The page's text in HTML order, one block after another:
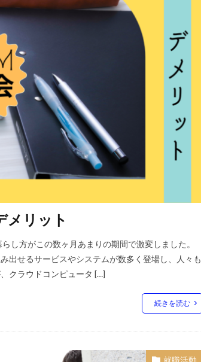
メリット
し方がこの数ヶ月あまりの期間で激変しました。
出せるサービスやシステムが数多く登場し、人々も
クラウドコンピュータ […]
続きを読む